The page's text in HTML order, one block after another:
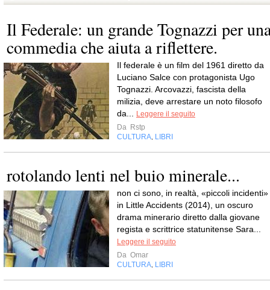
Il Federale: un grande Tognazzi per
commedia che aiuta a riflettere.
Il federale è un film del 1961 diretto da
Luciano Salce con protagonista Ugo
Tognazzi. Arcovazzi, fascista della
milizia, deve arrestare un noto filosofo
da...
Leggere il seguito
Da Rstp
CULTURA LIBRI
rotolando lenti nel buio minerale...
non ci sono, in realtà, «piccoli incidenti»
in Little Accidents (2014), un oscuro
drama minerario diretto dalla giovane
regista e scrittrice statunitense Sara...
Leggere il seguito
Da Omar
CULTURA LIBRI